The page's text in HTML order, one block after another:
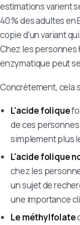
estimations varient
40 % des adultes en
copie d'un variant
Chez les personnes
enzymatique peut
Concrètement, cela
L'acide folique
de ces
simplement plus
L'acide folique
chez les
un sujet de
une importance
Le méthylfolate